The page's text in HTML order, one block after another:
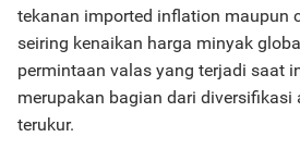
tekanan imported inflation maupun
seiring kenaikan harga minyak
permintaan valas yang terjadi saat
merupakan bagian dari diversifikasi
terukur.